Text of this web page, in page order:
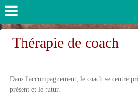
Thérapie de coach
Dans l'accompagnement, le coach se centre
présent et le futur.